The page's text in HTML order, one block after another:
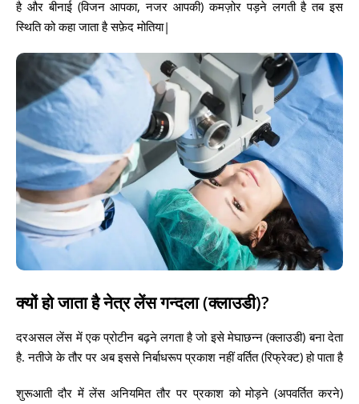
है और बीनाई (विजन आपका, नजर आपकी) कमज़ोर पड़ने लगती है तब इस
स्थिति को कहा जाता है सफ़ेद मोतिया|
क्यों हो जाता है नेत्र लेंस गन्दला (क्लाउडी)?
दरअसल लेंस में एक प्रोटीन बढ़ने लगता है जो इसे मेघाछन्न (क्लाउडी) बना देता
है. नतीजे के तौर पर अब इससे निर्बाधरूप प्रकाश नहीं वर्तित (रिफ्रेक्ट) हो पाता है
शुरूआती दौर में लेंस अनियमित तौर पर प्रकाश को मोड़ने (अपवर्तित करने)